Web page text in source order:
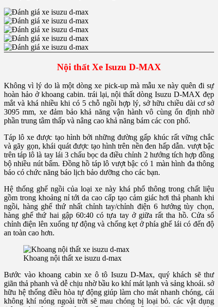
Nội thất Xe Isuzu D-MAX
Không vì lý do là một dòng xe pick-up mà mẫu xe này quên đi sự
hoàn hảo ở khoang cabin. trái lại, nội thất dòng Isuzu D-MAX đẹp
mắt và khá nhiều khi có 5 chỗ ngồi hợp lý, sở hữu chiều dài cơ sở
3095 mm, xe đảm bảo khả năng vận hành vô cùng ổn định nhờ
phần trung tâm thấp và nâng cao khả năng bám các con phố.
Táp lô xe được tạo hình bởi những đường gấp khúc rất vững chắc
và gãy gọn, khái quát được tạo hình trên nền đen hấp dẫn. vượt bậc
trên táp lô là tay lái 3 chấu bọc da điều chỉnh 2 hướng tích hợp đồng
bộ nhiều nút bấm. Đồng hồ táp lô vượt bậc có 1 màn hình đa thông
báo có chức năng báo lịch bảo dưỡng cho các bạn.
Hệ thống ghế ngồi của loại xe này khá phổ thông trong chất liệu
gồm trong khoảng nỉ tới da cao cấp tạo cảm giác hơi thả phanh khi
ngồi, hàng ghế thứ nhất chỉnh tay/chỉnh điện 6 hướng tùy chọn,
hàng ghế thứ hai gập 60:40 có tựa tay ở giữa rất tha hồ. Cửa sổ
chỉnh điện lên xuống tự động và chống kẹt ở phía ghế lái có đến độ
an toàn cao hơn.
Khoang nội thất xe isuzu d-max
Bước vào khoang cabin xe ô tô Isuzu D-Max, quý khách sẽ thư
giãn thả phanh và dễ chịu nhờ bầu ko khí mát lạnh và sảng khoái. sở
hữu hệ thống điều hòa tự động giúp làm cho mát nhanh chóng, cái
không khí nóng ngoài trời sẽ mau chóng bị loại bỏ. các vật dụng